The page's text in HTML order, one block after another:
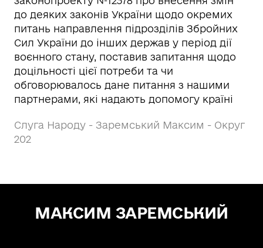
до деяких законів України щодо окремих
питань направлення підрозділів Збройних
Сил України до інших держав у період дії
воєнного стану, поставив запитання щодо
доцільності цієї потреби та чи
обговорювалось дане питання з нашими
партнерами, які надають допомогу країні
Слуга Народу - Заремський Максим - Округ
202
МАКСИМ ЗАРЕМСЬКИЙ